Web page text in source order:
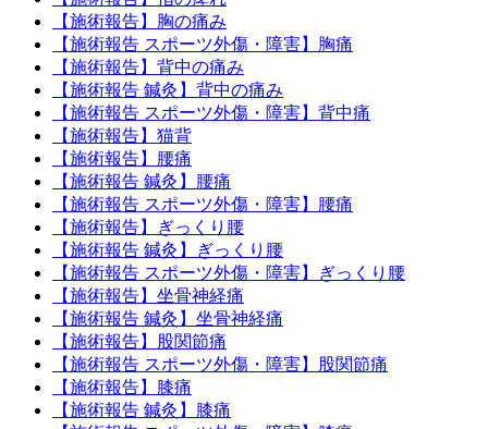
【施術報告】胸の痛み
【施術報告 スポーツ外傷・障害】胸痛
【施術報告】背中の痛み
【施術報告 鍼灸】背中の痛み
【施術報告 スポーツ外傷・障害】背中痛
【施術報告】猫背
【施術報告】腰痛
【施術報告 鍼灸】腰痛
【施術報告 スポーツ外傷・障害】腰痛
【施術報告】ぎっくり腰
【施術報告 鍼灸】ぎっくり腰
【施術報告 スポーツ外傷・障害】ぎっくり腰
【施術報告】坐骨神経痛
【施術報告 鍼灸】坐骨神経痛
【施術報告】股関節痛
【施術報告 スポーツ外傷・障害】股関節痛
【施術報告】膝痛
【施術報告 鍼灸】膝痛